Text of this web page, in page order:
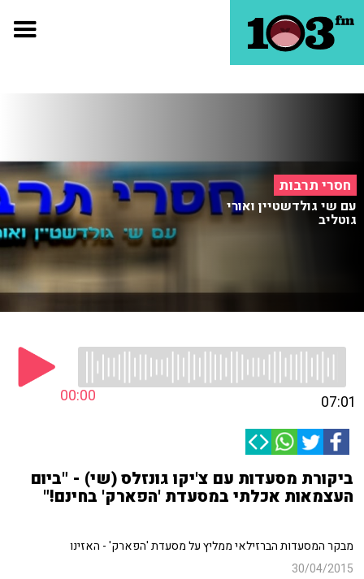
חסרי תרבות
עם שי גולדשטיין ואורי
גוטליב
00:00 07:01
ביקורת מסעדות עם צ'יקו גונזלס (שי) - "ביום
העצמאות אכלתי במסעדת 'הפארק' בחינם!"
מבקר המסעדות הברזילאי ממליץ על מסעדת 'הפארק' - האזינו
30/04/2015